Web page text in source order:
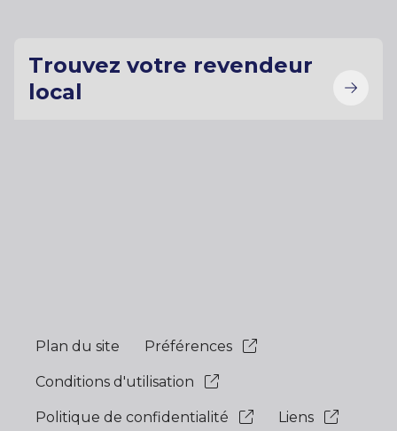
Trouvez votre revendeur
local
Plan du site Préférences
Conditions d'utilisation
Politique de confidentialité Liens